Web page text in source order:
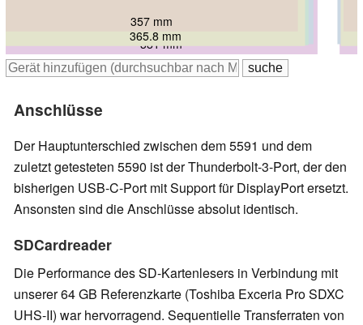
381 mm
376 mm
369 mm
370 mm
365.8 mm
357 mm
Anschlüsse
Der Hauptunterschied zwischen dem 5591 und dem
zuletzt getesteten 5590 ist der Thunderbolt-3-Port, der den
bisherigen USB-C-Port mit Support für DisplayPort ersetzt.
Ansonsten sind die Anschlüsse absolut identisch.
SDCardreader
Die Performance des SD-Kartenlesers in Verbindung mit
unserer 64 GB Referenzkarte (Toshiba Exceria Pro SDXC
UHS-II) war hervorragend. Sequentielle Transferraten von